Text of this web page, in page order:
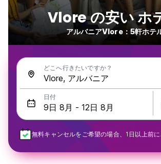
Vlore の安い ホ
アルバニアVlore：5軒ホテ
どこへ行きたいですか？
日付
無料キャンセルをご希望の場合、1日以上前に